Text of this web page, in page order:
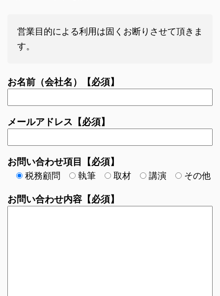
営業目的による利用は固くお断りさせて頂きま
す。
お名前（会社名）【必須】
メールアドレス【必須】
お問い合わせ項目【必須】
税務顧問 執筆 取材 講演 その他
お問い合わせ内容【必須】